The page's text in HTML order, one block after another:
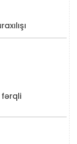
fərqli